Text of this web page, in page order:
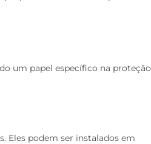
um papel específico na proteção
Eles podem ser instalados em